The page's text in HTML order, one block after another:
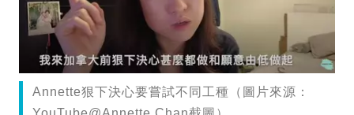
Annette狠下決心要嘗試不同工種（圖片來源：